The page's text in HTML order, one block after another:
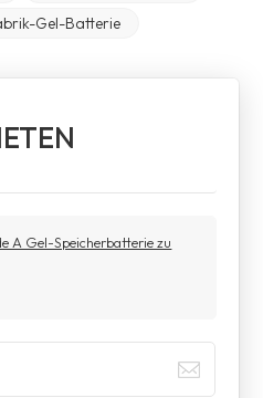
Gel-Batterie
A Gel-Speicherbatterie zu